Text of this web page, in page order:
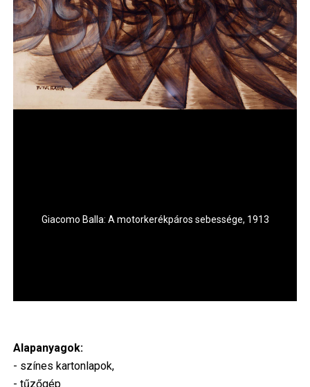
Giacomo Balla: A motorkerékpáros sebessége, 1913
Alapanyagok:
- színes kartonlapok,
- tűzőgép